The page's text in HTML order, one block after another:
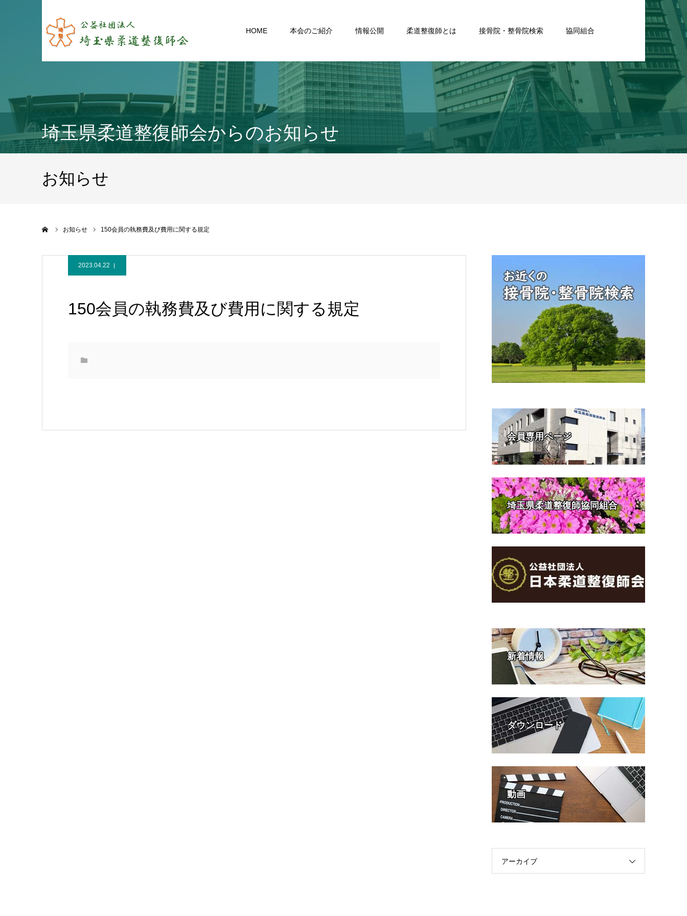
HOME 本会のご紹介 情報公開 柔道整復師とは 接骨院・整骨院検索 協同組合
埼玉県柔道整復師会からのお知らせ
お知らせ
お知らせ 150会員の執務費及び費用に関する規定
2023.04.22
150会員の執務費及び費用に関する規定
会員専用ページ
埼玉県柔道整復師協同組合
新着情報
ダウンロード
動画
アーカイブ